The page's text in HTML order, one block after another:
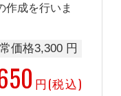
作成を行いま
価格3,300 円
円(税込)